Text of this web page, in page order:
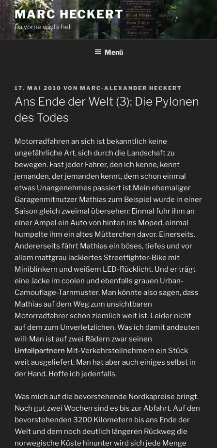
Zum
Inhalt
springen
MARC HECKERT
Da vorne wird's hell
Menü
VERÖFFENTLICHT
AM
17. MAI 2010 VON MARC-ALEXANDER HECKERT
Ans Ende der Welt (3): Die Pylonen
des Todes
Motorradfahren an sich ist bekanntlich keine
ungefährliche Art, sich durch die Landschaft zu
bewegen. Fast jeder Fahrer, den ich kenne, kennt
jemanden, der jemanden kennt, dem schon einmal
etwas Unangenehmes passiert ist.Mein ehemaliger
Garagenmitnutzer Mathias zum Beispiel wurde in einer
Saison gleich zweimal übersehen: Einmal fuhr ihm an
einer Ampel ein Auto von hinten ins Moped, einmal
humpelte ihm ein altes Mütterchen davor. Einerseits.
Andererseits fährt Mathias ein böses, tiefes und vor
allem mattgrau lackiertes Streetfighter-Bike mit
Miniblinkern und weißem LED-Rücklicht. Und er trägt
eine Jacke im coolen und ebenfalls grauen Urban-
Camouflage-Tarnmuster. Man könnte also sagen, dass
Mathias auf dem Weg zum unsichtbaren
Motorradfahrer schon ziemlich weit ist. Leider nicht
auf dem zum Unverletzlichen. Was ich damit andeuten
will: Man ist auf zwei Rädern zwar seinen
Unfallpartnern Mit-Verkehrsteilnehmern ein Stück
weit ausgeliefert. Man hat aber auch einiges selbst in
der Hand. Hoffe ich jedenfalls.
Was mich auf die bevorstehende Nordkapreise bringt.
Noch gut zwei Wochen sind es bis zur Abfahrt. Auf den
bevorstehenden 3200 Kilometern bis ans Ende der
Welt und dem noch deutlich längeren Rückweg die
norwegische Küste hinunter wird sich jede Menge